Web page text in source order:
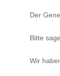
Der
Bitte
Wir